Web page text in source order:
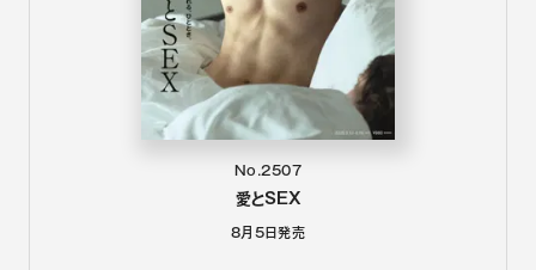
No.2507
愛とSEX
8月5日発売